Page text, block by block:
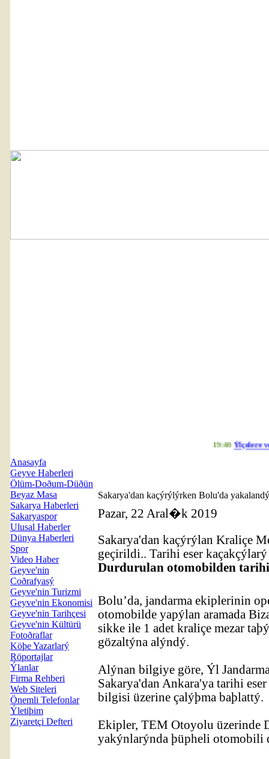
19:40Ýlçelere
Anasayfa
Geyve Haberleri
Ölüm-Doðum-Düðün
Beyaz Masa
Sakarya Haberleri
Sakaryaspor
Ulusal Haberler
Dünya Haberleri
Spor
Video Haber
Geyve'nin
Coðrafyasý
Geyve'nin Turizmi
Geyve'nin Ekonomisi
Geyve'nin Tarihçesi
Geyve'nin Kültürü
Fotoðraflar
Köþe Yazarlarý
Röportajlar
Ýlanlar
Firma Rehberi
Web Siteleri
Önemli Telefonlar
Ýletiþim
Ziyaretçi Defteri
Sakarya'dan kaçýrýlýrken Bolu'da yakalandý
Pazar, 22 Aral�k 2019
Sakarya'dan kaçýrýlan Kraliçe
geçirildi.. Tarihi eser
Durdurulan otomobilden
Bolu’da, jandarma ekiplerinin
otomobilde yapýlan aramada
sikke ile 1 adet kraliçe mezar
gözaltýna alýndý.
Alýnan bilgiye göre, Ýl
Sakarya'dan Ankara'ya tarihi
bilgisi üzerine çalýþma baþlattý.
Ekipler, TEM Otoyolu üzerinde
yakýnlarýnda þüpheli otomobili